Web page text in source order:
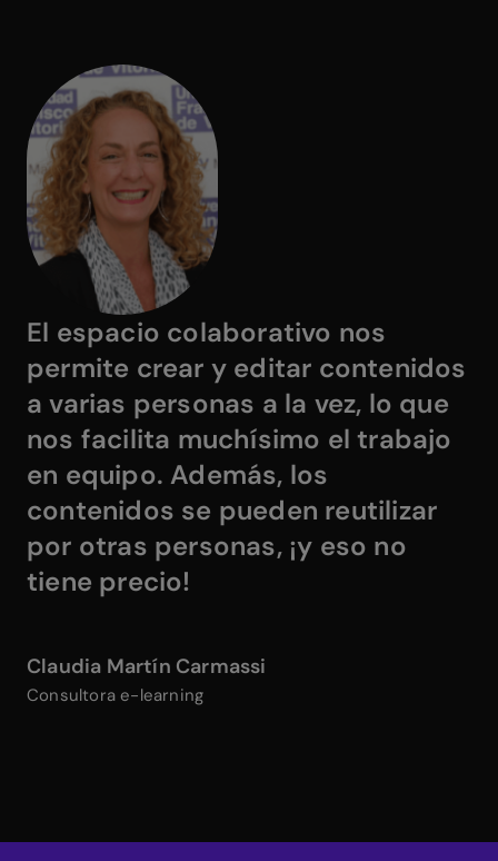
El espacio colaborativo nos
permite crear y editar contenidos
a varias personas a la vez, lo que
nos facilita muchísimo el trabajo
en equipo. Además, los
contenidos se pueden reutilizar
por otras personas, ¡y eso no
tiene precio!
Claudia Martín Carmassi
Consultora e-learning